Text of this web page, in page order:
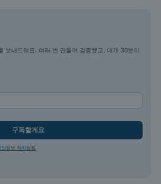
보내드려요. 여러 번 만들어 검증했고, 대개 30분이
구독할게요
인정보 처리방침.